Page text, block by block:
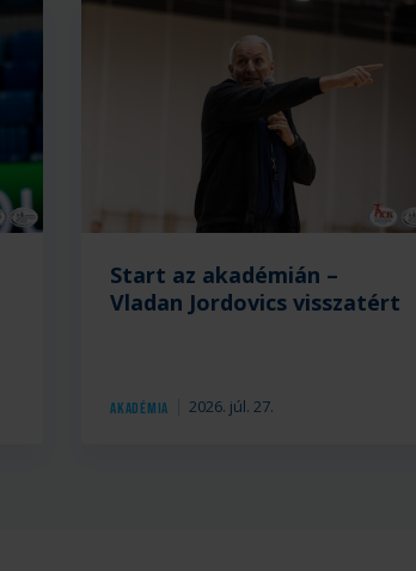
Akadémia 2026. júl. 27.
Start az akadémián –
Vladan Jordovics visszatért